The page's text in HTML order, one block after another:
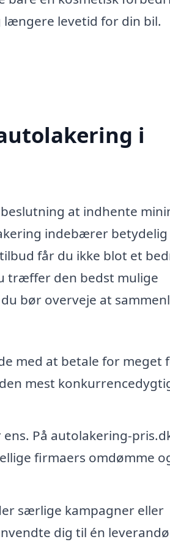
levetid for din bil.
i
at indhente
indebærer betydelig
får du ikke blot et
træffer den bedst mulige
bør overveje at
med at betale for meget
mest
På autolakering-
firmaers omdømme
særlige kampagner eller
dig til én